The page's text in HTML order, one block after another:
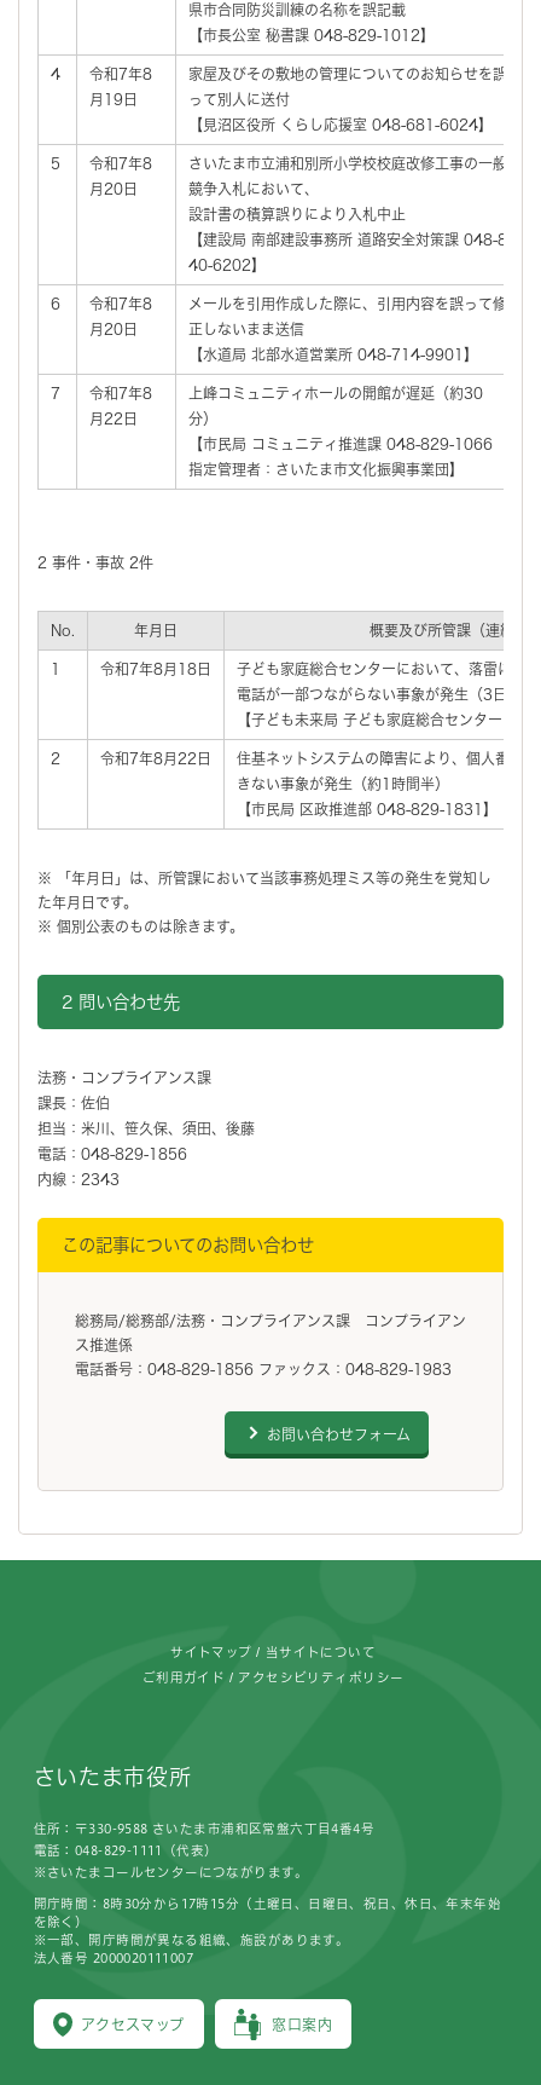
県市合同防災訓練の名称を誤記載
【市長公室 秘書課 048-829-1012】
4
令和7年8
月19日
家屋及びその敷地の管理についてのお知らせを誤
って別人に送付
【見沼区役所 くらし応援室 048-681-6024】
5
令和7年8
月20日
さいたま市立浦和別所小学校校庭改修工事の一般
競争入札において、
設計書の積算誤りにより入札中止
【建設局 南部建設事務所 道路安全対策課 048-8
40-6202】
6
令和7年8
月20日
メールを引用作成した際に、引用内容を誤って修
正しないまま送信
【水道局 北部水道営業所 048-714-9901】
7
令和7年8
月22日
上峰コミュニティホールの開館が遅延（約30
分）
【市民局 コミュニティ推進課 048-829-1066
指定管理者：さいたま市文化振興事業団】
2 事件・事故 2件
No. 年月日 概要及び所管課（連絡先
1 令和7年8月18日
子ども家庭総合センターにおいて、落雷によ
電話が一部つながらない事象が発生（3日間）
【子ども未来局 子ども家庭総合センター 総
2 令和7年8月22日
住基ネットシステムの障害により、個人番号
きない事象が発生（約1時間半）
【市民局 区政推進部 048-829-1831】
※ 「年月日」は、所管課において当該事務処理ミス等の発生を覚知し
た年月日です。
※ 個別公表のものは除きます。
2 問い合わせ先
法務・コンプライアンス課
課長：佐伯
担当：米川、笹久保、須田、後藤
電話：048-829-1856
内線：2343
この記事についてのお問い合わせ
総務局/総務部/法務・コンプライアンス課 コンプライアン
ス推進係
電話番号：048-829-1856 ファックス：048-829-1983
お問い合わせフォーム
サイトマップ 当サイトについて
ご利用ガイド アクセシビリティポリシー
さいたま市役所
住所：〒330-9588 さいたま市浦和区常盤六丁目4番4号
電話：048-829-1111（代表）
※さいたまコールセンターにつながります。
アクセスマップ 窓口案内
開庁時間：8時30分から17時15分（土曜日、日曜日、祝日、休日、年末年始
を除く）
※一部、開庁時間が異なる組織、施設があります。
法人番号 2000020111007